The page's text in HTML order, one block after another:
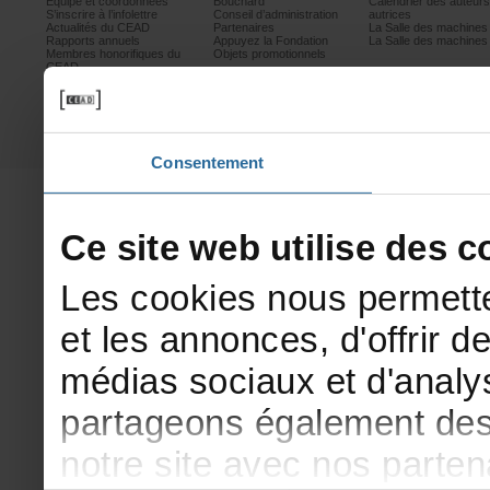
Consentement
S’inscrireàl’infolettre
ActualitésduCEAD
Rapportsannuels
Membreshonorifiquesdu
CEAD
harcèlement
Politiquedeconfidentialité
Partenaires
Conseild’administration
Partenaires
AppuyezlaFondation
Objetspromotionnels
autrices